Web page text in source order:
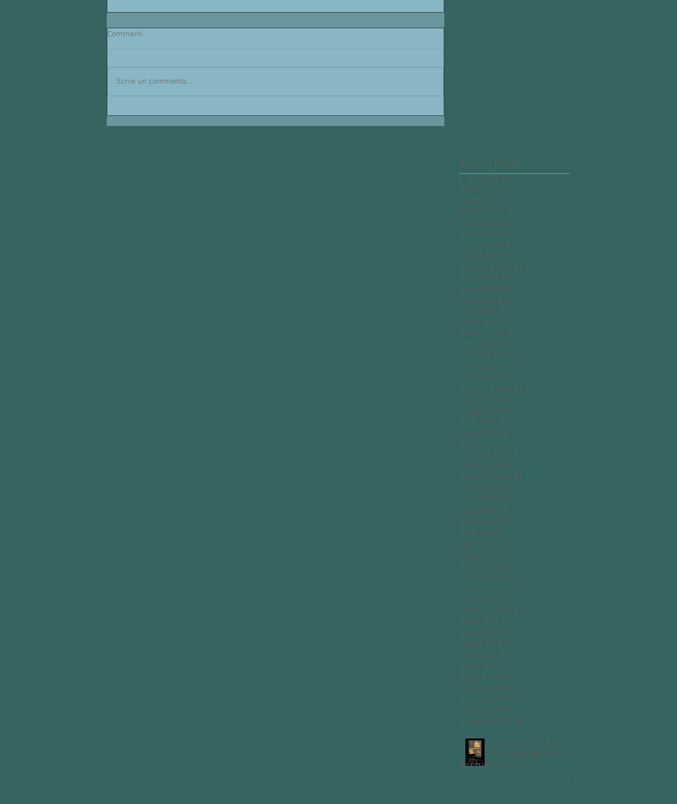
Commenti
Scrivi un commento...
Recent Posts
giugno 2026 (7)
aprile 2026 (1)
marzo 2026 (4)
febbraio 2026 (2)
gennaio 2026 (2)
dicembre 2025 (7)
novembre 2025 (3)
ottobre 2025 (1)
settembre 2025 (2)
agosto 2025 (3)
giugno 2025 (3)
maggio 2025 (2)
aprile 2025 (3)
marzo 2025 (3)
febbraio 2025 (5)
gennaio 2025 (3)
dicembre 2024 (4)
novembre 2024 (3)
ottobre 2024 (3)
settembre 2024 (5)
giugno 2024 (3)
maggio 2024 (2)
aprile 2024 (4)
marzo 2024 (4)
febbraio 2024 (1)
dicembre 2023 (7)
ottobre 2023 (4)
settembre 2023 (2)
agosto 2023 (3)
luglio 2023 (4)
giugno 2023 (4)
maggio 2023 (7)
aprile 2023 (3)
marzo 2023 (3)
febbraio 2023 (2)
gennaio 2023 (2)
dicembre 2022 (3)
novembre 2022 (4)
ottobre 2022 (1)
settembre 2022 (4)
agosto 2022 (1)
giugno 2022 (4)
maggio 2022 (5)
aprile 2022 (4)
marzo 2022 (6)
febbraio 2022 (1)
dicembre 2021 (3)
novembre 2021 (2)
ottobre 2021 (5)
settembre 2021 (5)
… mente - mostra ed
esperienza immersiva di
Vinz Beschi
Archive